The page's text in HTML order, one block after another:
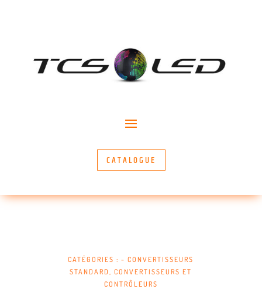
CATALOGUE
CATÉGORIES :~ CONVERTISSEURS
STANDARD,CONVERTISSEURS ET
CONTRÔLEURS